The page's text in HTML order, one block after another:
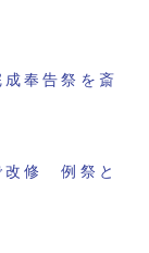
奉告祭を斎
改修 例祭と